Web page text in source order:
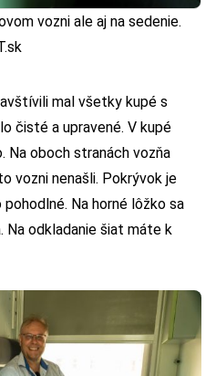
vozni ale aj na sedenie.
mal všetky kupé s
čisté a upravené. V kupé
Na oboch stranách vozňa
vozni nenašli. Pokrývok je
Na horné lôžko sa
odkladanie šiat máte k